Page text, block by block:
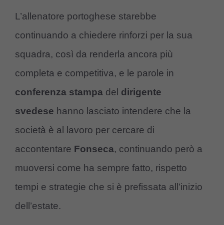
L’allenatore portoghese starebbe
continuando a chiedere rinforzi per la sua
squadra, così da renderla ancora più
completa e competitiva, e le parole in
conferenza stampa del dirigente
svedese hanno lasciato intendere che la
società è al lavoro per cercare di
accontentare Fonseca, continuando però a
muoversi come ha sempre fatto, rispetto
tempi e strategie che si è prefissata all’inizio
dell’estate.